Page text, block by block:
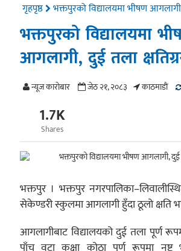
गृहपृष्ठ भक्तपुरको विद्यालयमा भीषण
भक्तपुरको विद्यालयमा
आगलागी, दुई तला
न्यूज काराेबार जेठ २१, २०८३ काठमाडाैं
1.7K
Shares
भक्तपुर । भक्तपुर
सेकेण्डरी स्कुलमा आगलागी हुँदा ठूलो क्षति
आगलागीबाट विद्यालयको दुई तला पूर्ण